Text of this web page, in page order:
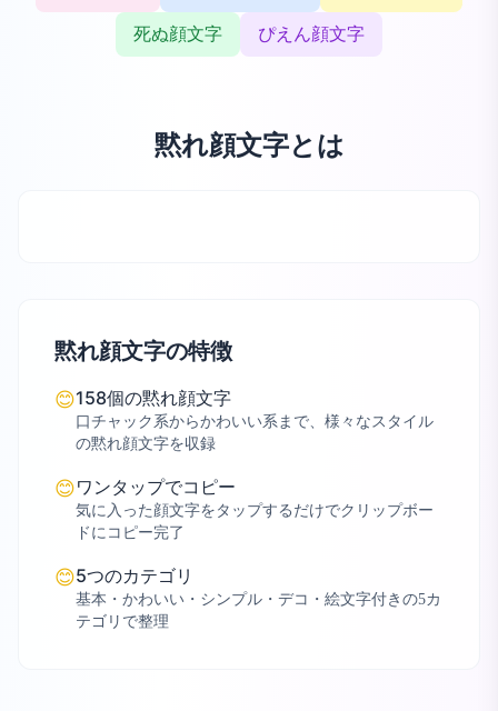
死ぬ顔文字 ぴえん顔文字
黙れ顔文字とは
黙れ顔文字の特徴
😊158個の黙れ顔文字
口チャック系からかわいい系まで、様々なスタイル
の黙れ顔文字を収録
😊ワンタップでコピー
気に入った顔文字をタップするだけでクリップボー
ドにコピー完了
😊5つのカテゴリ
基本・かわいい・シンプル・デコ・絵文字付きの5カ
テゴリで整理